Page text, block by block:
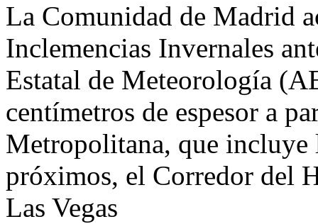
La Comunidad de Madrid
Inclemencias Invernales
Estatal de Meteorología
centímetros de espesor a
Metropolitana, que
próximos, el Corredor del
Las Vegas